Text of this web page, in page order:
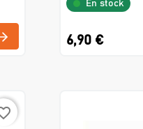
En stock
6,90 €